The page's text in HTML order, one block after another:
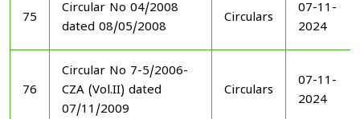
75
Circular No 04/2008
dated 08/05/2008
Circulars
07-11-
2024
76
Circular No 7-5/2006-
CZA (Vol.II) dated
07/11/2009
Circulars
07-11-
2024